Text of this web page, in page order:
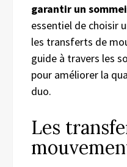
garantir un
essentiel de choisir
les transferts de
guide à travers les
pour améliorer la
duo.
Les